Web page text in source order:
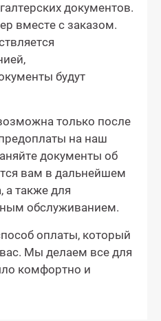
документов.
вместе с заказом.
будут
только после
на наш
документы об
вам в дальнейшем
а также для
обслуживанием.
оплаты, который
Мы делаем все для
комфортно и